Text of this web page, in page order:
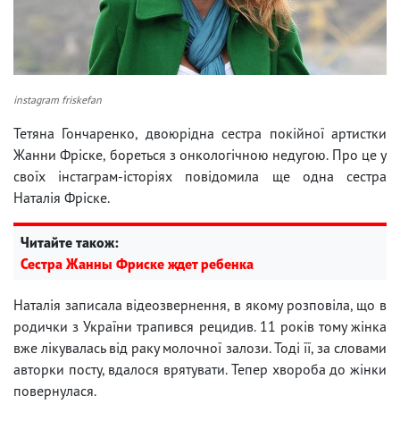
instagram friskefan
Тетяна Гончаренко, двоюрідна сестра покійної артистки
Жанни Фріске, бореться з онкологічною недугою. Про це у
своїх інстаграм-історіях повідомила ще одна сестра
Наталія Фріске.
Читайте також:
Сестра Жанны Фриске ждет ребенка
Наталія записала відеозвернення, в якому розповіла, що в
родички з України трапився рецидив. 11 років тому жінка
вже лікувалась від раку молочної залози. Тоді її, за словами
авторки посту, вдалося врятувати. Тепер хвороба до жінки
повернулася.